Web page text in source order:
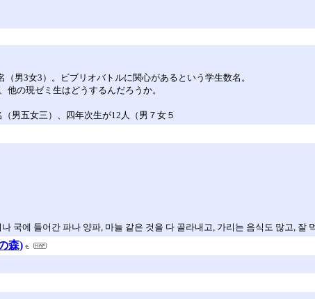
男3女3）。ビブリオバトルに関心があるという学生数名。
の現ゼミ生はどうするんだろうか。
男五女三）、四年次生が12人（男７女５
국에 들어간 파나 양파, 마늘 같은 것을 다 골라내고, 가리는 음식도 많고, 잘
森)